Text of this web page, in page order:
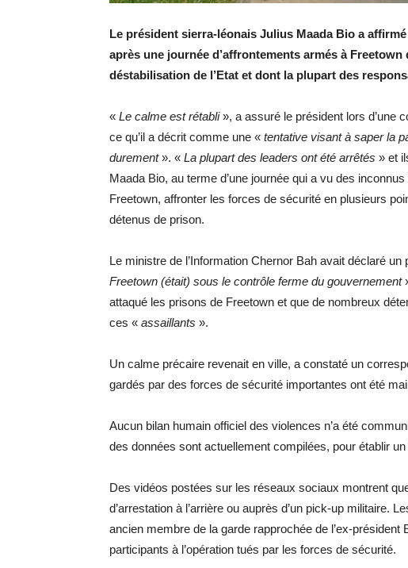
Le président sierra-léonais Julius Maada Bio a
après une journée d’affrontements armés à
déstabilisation de l’Etat et dont la plupart des
« Le calme est rétabli», a assuré le président lors d’une
ce qu’il a décrit comme une « tentative visant à saper la
durement». « La plupart des leaders ont été arrêtés » et
Maada Bio, au terme d’une journée qui a vu des
Freetown, affronter les forces de sécurité en plusieurs
détenus de prison.
Le ministre de l’Information Chernor Bah avait déclaré un
Freetown (était) sous le contrôle ferme du gouvernement
attaqué les prisons de Freetown et que de nombreux
ces « assaillants ».
Un calme précaire revenait en ville, a constaté un
gardés par des forces de sécurité importantes ont été
Aucun bilan humain officiel des violences n’a été
des données sont actuellement compilées, pour établir
Des vidéos postées sur les réseaux sociaux montrent
d’arrestation à l’arrière ou auprès d’un pick-up militaire.
ancien membre de la garde rapprochée de l’ex-
participants à l’opération tués par les forces de sécurité.